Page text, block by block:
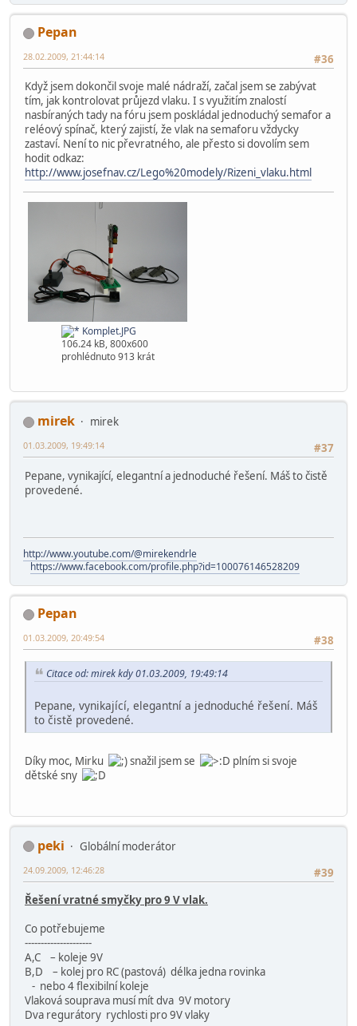
Pepan
#36
28.02.2009, 21:44:14
Když jsem dokončil svoje malé nádraží, začal jsem se zabývat
tím, jak kontrolovat průjezd vlaku. I s využitím znalostí
nasbíraných tady na fóru jsem poskládal jednoduchý semafor a
reléový spínač, který zajistí, že vlak na semaforu vždycky
zastaví. Není to nic převratného, ale přesto si dovolím sem
hodit odkaz:
http://www.josefnav.cz/Lego%20modely/Rizeni_vlaku.html
Komplet.JPG
106.24 kB, 800x600
prohlédnuto 913 krát
mirek
mirek
#37
01.03.2009, 19:49:14
Pepane, vynikající, elegantní a jednoduché řešení. Máš to čistě
provedené.
http://www.youtube.com/@mirekendrle
https://www.facebook.com/profile.php?id=100076146528209
Pepan
#38
01.03.2009, 20:49:54
Citace od: mirek kdy 01.03.2009, 19:49:14
Pepane, vynikající, elegantní a jednoduché řešení. Máš
to čistě provedené.
Díky moc, Mirku snažil jsem se
plním si svoje
dětské sny
peki
Globální moderátor
#39
24.09.2009, 12:46:28
Řešení vratné smyčky pro 9 V vlak.
Co potřebujeme
---------------------
A,C – koleje 9V
B,D – kolej pro RC (pastová) délka jedna rovinka
- nebo 4 flexibilní koleje
Vlaková souprava musí mít dva 9V motory
Dva regurátory rychlosti pro 9V vlaky